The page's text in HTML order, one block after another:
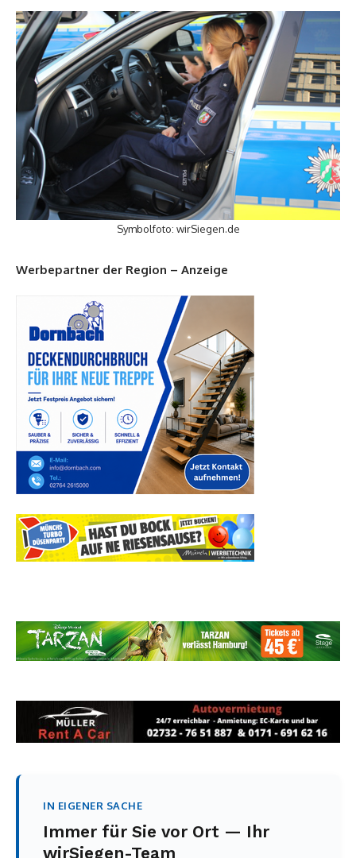
Symbolfoto: wirSiegen.de
Werbepartner der Region – Anzeige
IN EIGENER SACHE
Immer für Sie vor Ort — Ihr
wirSiegen-Team